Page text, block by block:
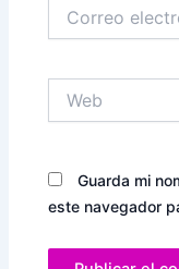
electrónico*
Guarda mi
este navegador